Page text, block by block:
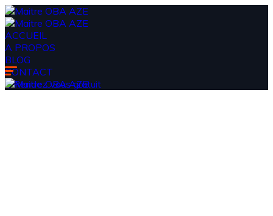
ACCUEIL
A PROPOS
BLOG
CONTACT
Rendez vous gratuit